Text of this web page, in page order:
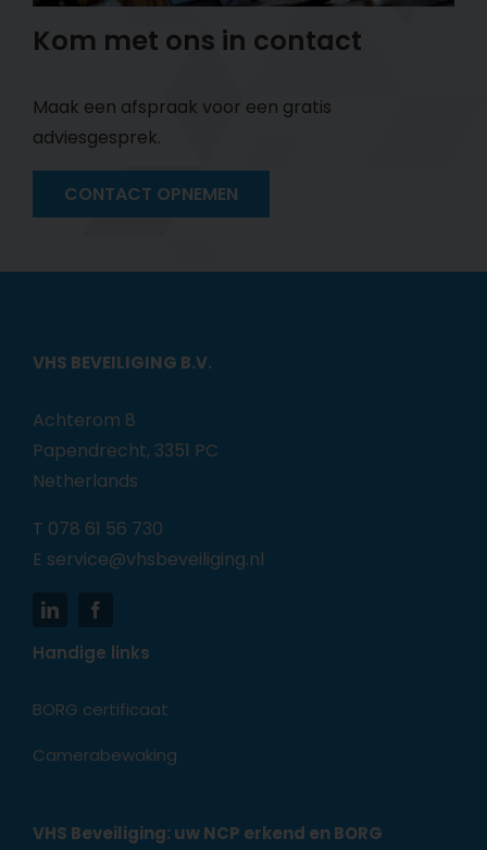
Kom met ons in contact
Maak een afspraak voor een gratis
adviesgesprek.
CONTACT OPNEMEN
VHS BEVEILIGING B.V.
Achterom 8
Papendrecht, 3351 PC
Netherlands
T 078 61 56 730
E service@vhsbeveiliging.nl
Handige links
BORG certificaat
Camerabewaking
VHS Beveiliging: uw NCP erkend en BORG